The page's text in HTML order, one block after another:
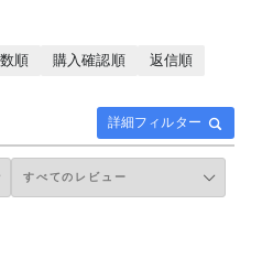
詳細フィルター
順 購入確認順
返信順